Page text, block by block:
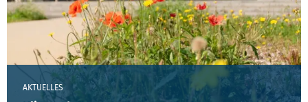
AKTUELLES